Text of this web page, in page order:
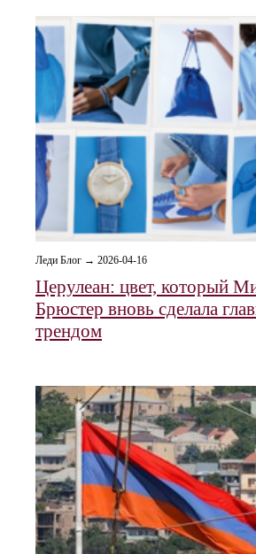
Леди Блог → 2026-04-16
Церулеан: цвет, который
Брюстер вновь сделала
трендом